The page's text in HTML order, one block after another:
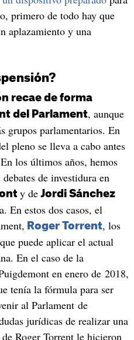
primero de todo hay que
aplazamiento y una
recae de forma
del Parlament, aunque
grupos parlamentarios. En
pleno se lleva a cabo antes
los últimos años, hemos
de investidura en
y deJordi Sánchez
En estos dos casos, el
Roger Torrent, los
puede aplicar el actual
En el caso de la
en enero de 2018,
tenía la fórmula para ser
al Parlament de
jurídicas de realizar una
Roger Torrent le hicieron